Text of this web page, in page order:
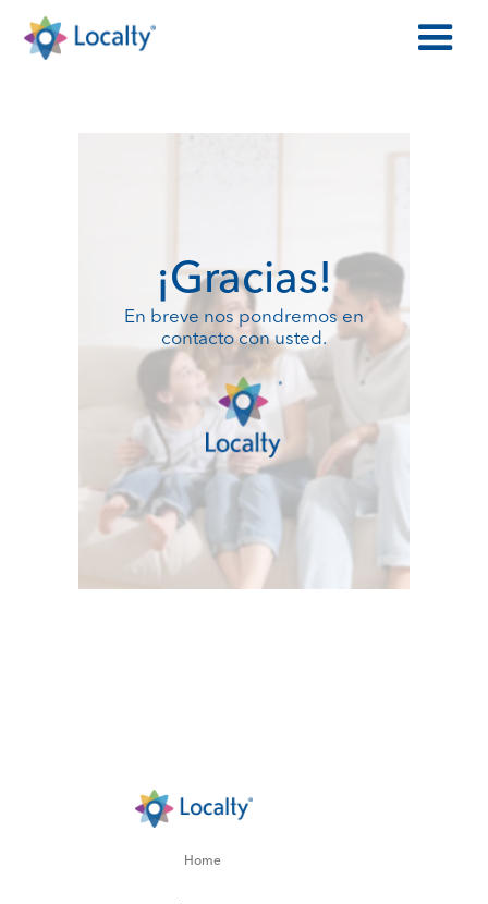
¡Gracias!
En breve nos pondremos en
contacto con usted.
Home